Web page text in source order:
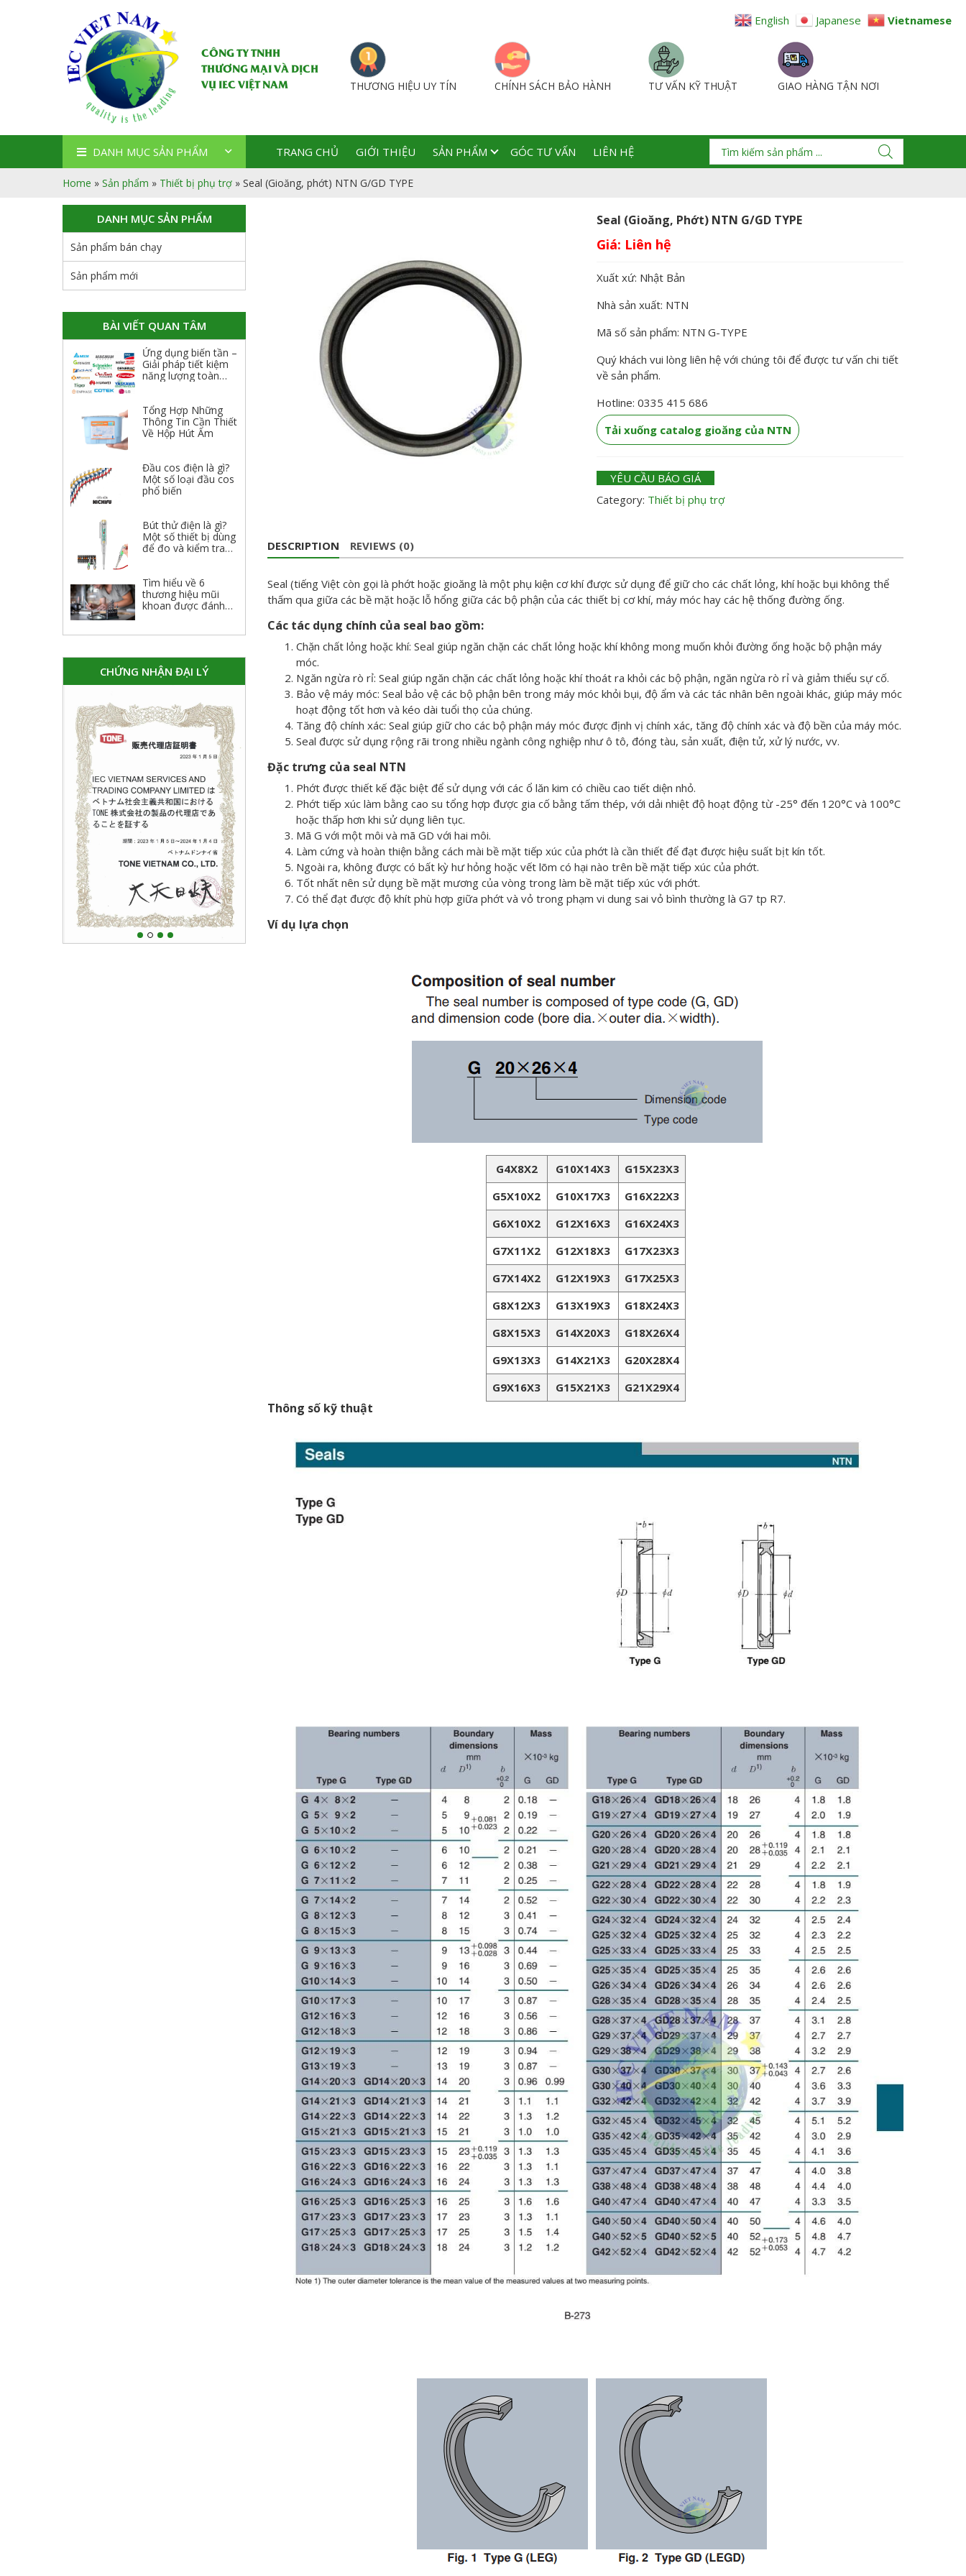
CÔNG TY TNHH
THƯƠNG MẠI VÀ DỊCH
VỤ IEC VIỆT NAM
THƯƠNG HIỆU UY TÍN CHÍNH SÁCH BẢO HÀNH TƯ VẤN KỸ THUẬT GIAO HÀNG TẬN NƠI
DANH MỤC SẢN PHẨM TRANG CHỦ GIỚI THIỆU SẢN PHẨM GÓC TƯ VẤN LIÊN HỆ
Home » Sản phẩm » Thiết bị phụ trợ » Seal (Gioăng, phớt) NTN G/GD TYPE
Seal (Gioăng, Phớt) NTN G/GD TYPE
Giá:
Xuất xứ: Nhật Bản
Nhà sản xuất: NTN
Mã số sản phẩm: NTN G-TYPE
Quý khách vui lòng liên hệ với chúng tôi để được tư vấn chi tiết
về sản phẩm.
Hotline: 0335 415 686
Tải xuống catalog gioăng của NTN
YÊU CẦU BÁO GIÁ
Category: Thiết bị phụ trợ
DESCRIPTION REVIEWS (0)
Seal (tiếng Việt còn gọi là phớt hoặc gioăng là một phụ kiện cơ khí được sử dụng để giữ cho các chất lỏng, khí hoặc bụi không thể
thấm qua giữa các bề mặt hoặc lỗ hổng giữa các bộ phận của các thiết bị cơ khí, máy móc hay các hệ thống đường ống.
Các tác dụng chính của seal bao gồm:
Chặn chất lỏng hoặc khí: Seal giúp ngăn chặn các chất lỏng hoặc khí không mong muốn khỏi đường ống hoặc bộ phận máy
móc.
Ngăn ngừa rò rỉ: Seal giúp ngăn chặn các chất lỏng hoặc khí thoát ra khỏi các bộ phận, ngăn ngừa rò rỉ và giảm thiểu sự cố.
Bảo vệ máy móc: Seal bảo vệ các bộ phận bên trong máy móc khỏi bụi, độ ẩm và các tác nhân bên ngoài khác, giúp máy móc
hoạt động tốt hơn và kéo dài tuổi thọ của chúng.
Tăng độ chính xác: Seal giúp giữ cho các bộ phận máy móc được định vị chính xác, tăng độ chính xác và độ bền của máy móc.
Seal được sử dụng rộng rãi trong nhiều ngành công nghiệp như ô tô, đóng tàu, sản xuất, điện tử, xử lý nước, vv.
Đặc trưng của seal NTN
Phớt được thiết kế đặc biệt để sử dụng với các ổ lăn kim có chiều cao tiết diện nhỏ.
Phớt tiếp xúc làm bằng cao su tổng hợp được gia cố bằng tấm thép, với dải nhiệt độ hoạt động từ -25° đến 120°C và 100°C
hoặc thấp hơn khi sử dụng liên tục.
Mã G với một môi và mã GD với hai môi.
Làm cứng và hoàn thiện bằng cách mài bề mặt tiếp xúc của phớt là cần thiết để đạt được hiệu suất bịt kín tốt.
Ngoài ra, không được có bất kỳ hư hỏng hoặc vết lõm có hại nào trên bề mặt tiếp xúc của phớt.
Tốt nhất nên sử dụng bề mặt mương của vòng trong làm bề mặt tiếp xúc với phớt.
Có thể đạt được độ khít phù hợp giữa phớt và vỏ trong phạm vi dung sai vỏ bình thường là G7 tp R7.
Ví dụ lựa chọn
G4X8X2 G10X14X3
G15X23X3
G5X10X2
G10X17X3
G16X22X3
G6X10X2
G12X16X3
G16X24X3
G7X11X2
G12X18X3
G17X23X3
G7X14X2
G12X19X3
G17X25X3
G8X12X3
G13X19X3
G18X24X3
G8X15X3
G14X20X3
G18X26X4
G9X13X3
G14X21X3
G20X28X4
G9X16X3
G15X21X3 G21X29X4
Thông số kỹ thuật
DANH MỤC SẢN PHẨM
Sản phẩm bán chạy
Sản phẩm mới
BÀI VIẾT QUAN TÂM
Ứng dụng biến tần –
Giải pháp tiết kiệm
năng lượng toàn
Tổng Hợp Những
Thông Tin Cần Thiết
Về Hộp Hút Ẩm
Đầu cos điện là gì?
Một số loại đầu cos
phổ biến
Bút thử điện là gì?
Một số thiết bị dùng
để đo và kiểm tra
Tìm hiểu về 6
thương hiệu mũi
khoan được đánh
CHỨNG NHẬN ĐẠI LÝ
English Japanese Vietnamese